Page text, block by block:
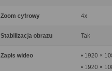
Zoom cyfrowy 4x
Stabilizacja obrazu Tak
Zapis wideo
• 1920 ×
• 1920 ×